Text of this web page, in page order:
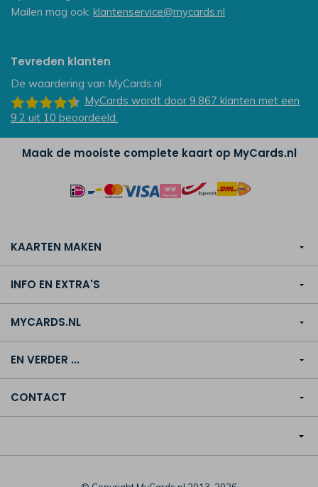
Mailen mag ook: klantenservice@mycards.nl
Tevreden klanten
De waardering van MyCards.nl
MyCards wordt door 9.867 klanten met een
9.2 uit 10 beoordeeld.
Maak de mooiste complete kaart op MyCards.nl
KAARTEN MAKEN
INFO EN EXTRA'S
MYCARDS.NL
EN VERDER ...
CONTACT